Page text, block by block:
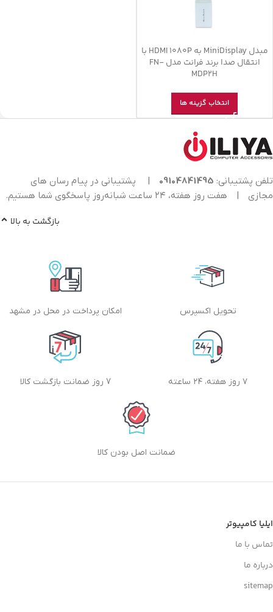
مبدل MiniDisplay به HDMI 1080P با
انتقال صدا برند فرانت مدل FN-
MDP2H
انتخاب گزینه ها
تلفن پشتیبانی: 09104841495
|
پشتیبانی در پیام رسان های
مجازی
| هفت روز هفته، ۲۴ ساعت شبانه‌روز پاسخگوی شما هستیم.
بازگشت به بالا
تحویل اکسپرس امکان پرداخت در محل در مشهد
۷ روز هفته، ۲۴ ساعته 7 روز ضمانت بازگشت کالا
ضمانت اصل بودن کالا
ایلیا کامپیوتر
تماس با ما
درباره ما
sitemap